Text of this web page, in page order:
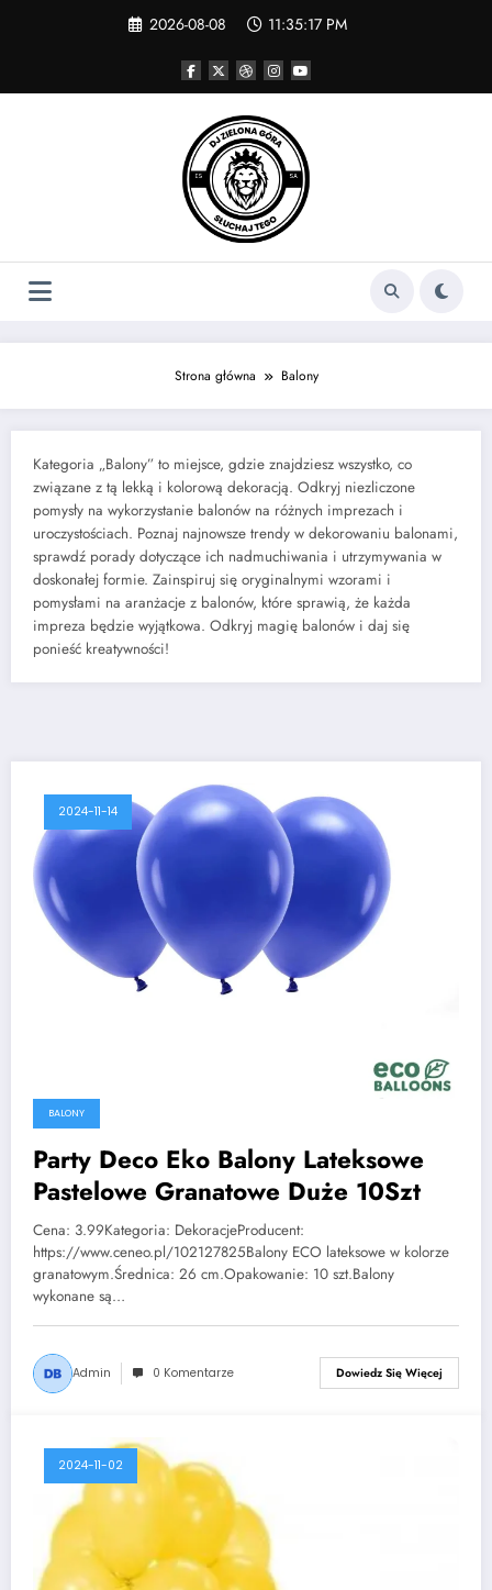
2026-08-08 11:35:17 PM
Strona główna Balony
Kategoria „Balony” to miejsce, gdzie znajdziesz wszystko, co
związane z tą lekką i kolorową dekoracją. Odkryj niezliczone
pomysły na wykorzystanie balonów na różnych imprezach i
uroczystościach. Poznaj najnowsze trendy w dekorowaniu balonami,
sprawdź porady dotyczące ich nadmuchiwania i utrzymywania w
doskonałej formie. Zainspiruj się oryginalnymi wzorami i
pomysłami na aranżacje z balonów, które sprawią, że każda
impreza będzie wyjątkowa. Odkryj magię balonów i daj się
ponieść kreatywności!
2024-11-14
BALONY
Party Deco Eko Balony Lateksowe
Pastelowe Granatowe Duże 10Szt
Cena: 3.99Kategoria: DekoracjeProducent:
https://www.ceneo.pl/102127825Balony ECO lateksowe w kolorze
granatowym.Średnica: 26 cm.Opakowanie: 10 szt.Balony
wykonane są…
Admin 0 Komentarze Dowiedz Się Więcej
2024-11-02